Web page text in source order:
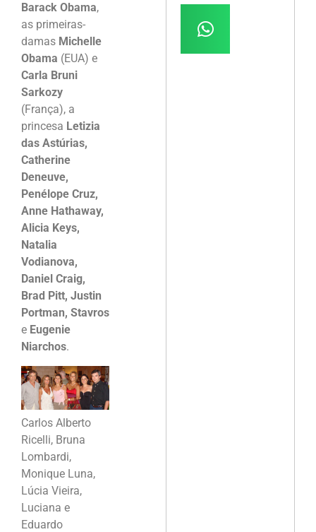
Barack Obama,
as primeiras-
damas Michelle
Obama (EUA) e
Carla Bruni
Sarkozy
(França), a
princesa Letizia
das Astúrias,
Catherine
Deneuve,
Penélope Cruz,
Anne Hathaway,
Alicia Keys,
Natalia
Vodianova,
Daniel Craig,
Brad Pitt, Justin
Portman, Stavros
e Eugenie
Niarchos.
Carlos Alberto
Ricelli, Bruna
Lombardi,
Monique Luna,
Lúcia Vieira,
Luciana e
Eduardo